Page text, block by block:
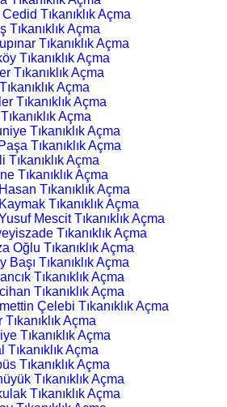
Tıkanıklık Açma
Tıkanıklık Açma
Tıkanıklık Açma
Tıkanıklık Açma
Tıkanıklık Açma
Açma
Tıkanıklık Açma
Açma
Tıkanıklık Açma
Tıkanıklık Açma
Tıkanıklık Açma
Tıkanıklık Açma
Tıkanıklık Açma
Tıkanıklık Açma
Mescit Tıkanıklık Açma
Tıkanıklık Açma
Oğlu Tıkanıklık Açma
Başı Tıkanıklık Açma
Tıkanıklık Açma
Tıkanıklık Açma
Çelebi Tıkanıklık Açma
Tıkanıklık Açma
Tıkanıklık Açma
Tıkanıklık Açma
Tıkanıklık Açma
Tıkanıklık Açma
Tıkanıklık Açma